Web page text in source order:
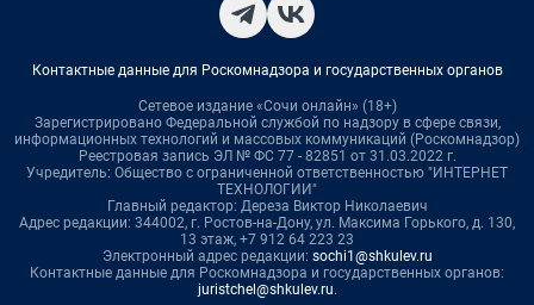
Контактные данные для Роскомнадзора и государственных органов
Сетевое издание «Сочи онлайн» (18+)
Зарегистрировано Федеральной службой по надзору в сфере связи,
информационных технологий и массовых коммуникаций (Роскомнадзор)
Реестровая запись ЭЛ № ФС 77 - 82851 от 31.03.2022 г.
Учредитель: Общество с ограниченной ответственностью "ИНТЕРНЕТ
ТЕХНОЛОГИИ"
Главный редактор: Дереза Виктор Николаевич
Адрес редакции: 344002, г. Ростов-на-Дону, ул. Максима Горького, д. 130,
13 этаж, +7 912 64 223 23
Электронный адрес редакции: sochi1@shkulev.ru
Контактные данные для Роскомнадзора и государственных органов:
juristchel@shkulev.ru.